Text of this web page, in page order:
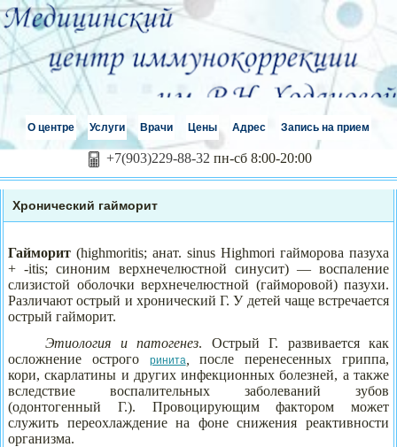
О центре Услуги Врачи Цены Адрес Запись на прием
+7(903)229-88-32 пн-сб 8:00-20:00
Хронический гайморит
Гайморит (highmoritis; анат. sinus Highmori гайморова пазуха
+ -itis; синоним верхнечелюстной синусит) — воспаление
слизистой оболочки верхнечелюстной (гайморовой) пазухи.
Различают острый и хронический Г. У детей чаще встречается
острый гайморит.
Этиология и патогенез. Острый Г. развивается как
осложнение острого
ринита
после перенесенных гриппа,
кори, скарлатины и других инфекционных болезней, а также
вследствие воспалительных заболеваний зубов
(одонтогенный Г.). Провоцирующим фактором может
служить переохлаждение на фоне снижения реактивности
организма.